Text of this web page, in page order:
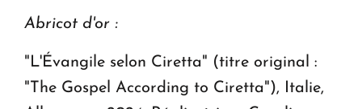
Abricot d'or :
"L'Évangile selon Ciretta" (titre original :
"The Gospel According to Ciretta"), Italie,